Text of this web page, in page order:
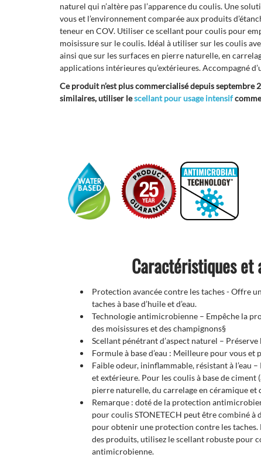
naturel qui n’altère pas l’apparence du coulis. Une
vous et l’environnement comparée aux produits
teneur en COV. Utiliser ce scellant pour coulis pour
moisissure sur le coulis. Idéal à utiliser sur les coulis
ainsi que sur les surfaces en pierre naturelle, en
applications intérieures qu’extérieures. Accompagné
Ce produit n’est plus commercialisé depuis septembre
similaires, utiliser lescellant pour usage intensif
Caractéristiques et
Protection avancée contre les taches - Offre
taches à base d’huile et d’eau.
Technologie antimicrobienne – Empêche la
des moisissures et des champignons§
Scellant pénétrant d’aspect naturel – Préserve
Formule à base d’eau : Meilleure pour vous et
Faible odeur, ininflammable, résistant à l’eau
et extérieure. Pour les coulis à base de ciment
pierre naturelle, du carrelage en céramique et
Remarque : doté de la protection
pour coulis STONETECH peut être combiné
pour obtenir une protection contre les
des produits, utilisez le scellant robuste pour
antimicrobienne.